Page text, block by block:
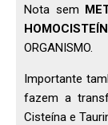
Nota sem
ORGANISMO.
Importante
fazem a
Cisteína e